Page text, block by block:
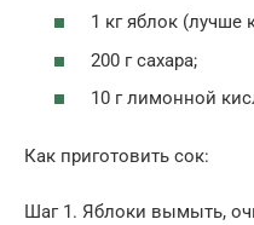
1 кг яблок (лучше
200 г сахара;
10 г лимонной
Как приготовить сок:
Шаг 1. Яблоки вымыть,